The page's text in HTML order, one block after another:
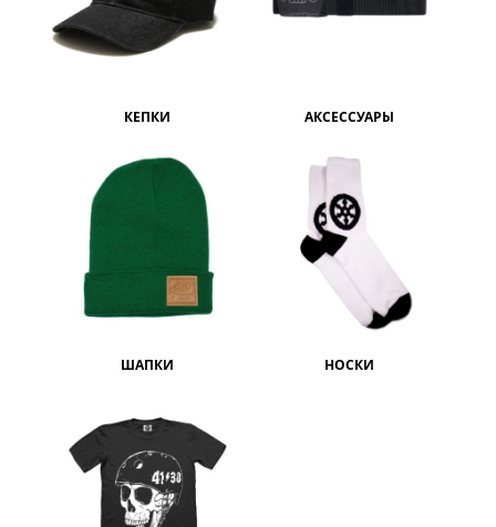
КЕПКИ АКСЕССУАРЫ
ШАПКИ НОСКИ